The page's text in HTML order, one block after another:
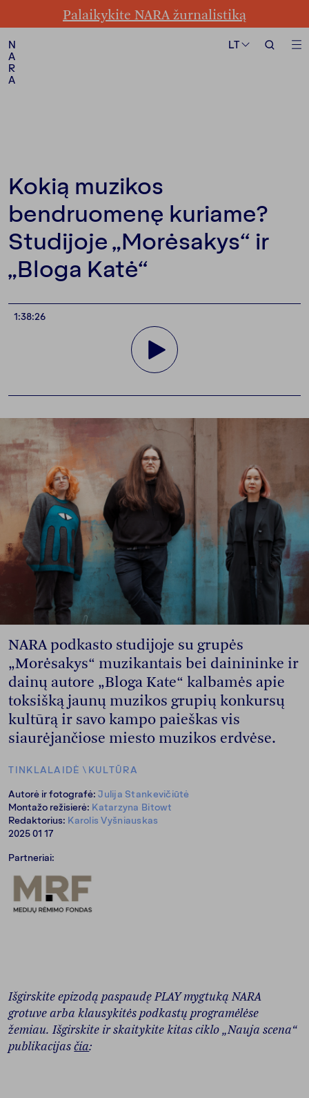
Palaikykite NARA žurnalistiką
N
A
R
A
LT
N
A
R
A
LT
Kokią muzikos
bendruomenę kuriame?
Studijoje „Morėsakys“ ir
„Bloga Katė“
1:38:26
TINKLALAIDĖ \ KULTŪRA
Autorė ir fotografė: Julija Stankevičiūtė
Montažo režisierė: Katarzyna Bitowt
Redaktorius: Karolis Vyšniauskas
2025 01 17
Partneriai:
NARA podkasto studijoje su grupės
„Morėsakys“ muzikantais bei dainininke ir
dainų autore „Bloga Kate“ kalbamės apie
toksišką jaunų muzikos grupių konkursų
kultūrą ir savo kampo paieškas vis
siaurėjančiose miesto muzikos erdvėse.
Išgirskite epizodą paspaudę PLAY mygtuką NARA
grotuve arba klausykitės podkastų programėlėse
žemiau. Išgirskite ir skaitykite kitas ciklo „Nauja scena“
publikacijasčia: